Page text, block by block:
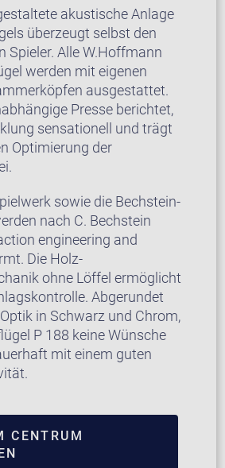
akustische Anlage
überzeugt selbst den
Spieler. Alle W.Hoffmann
werden mit eigenen
ausgestattet.
Presse berichtet,
sensationell und trägt
Optimierung der
sowie die Bechstein-
nach C. Bechstein
engineering and
Die Holz-
ohne Löffel ermöglicht
Abgerundet
in Schwarz und Chrom,
P 188 keine Wünsche
mit einem guten
CENTRUM